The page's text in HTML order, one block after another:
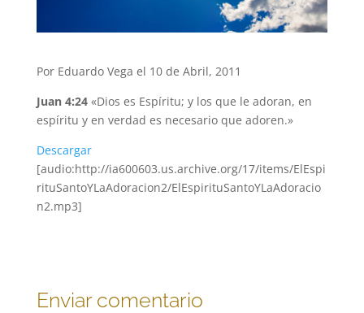
Por Eduardo Vega el 10 de Abril, 2011
Juan 4:24«Dios es Espíritu; y los que le adoran, en
espíritu y en verdad es necesario que adoren.»
Descargar
[audio:http://ia600603.us.archive.org/17/items/ElEspi
rituSantoYLaAdoracion2/ElEspirituSantoYLaAdoracio
n2.mp3]
Enviar comentario